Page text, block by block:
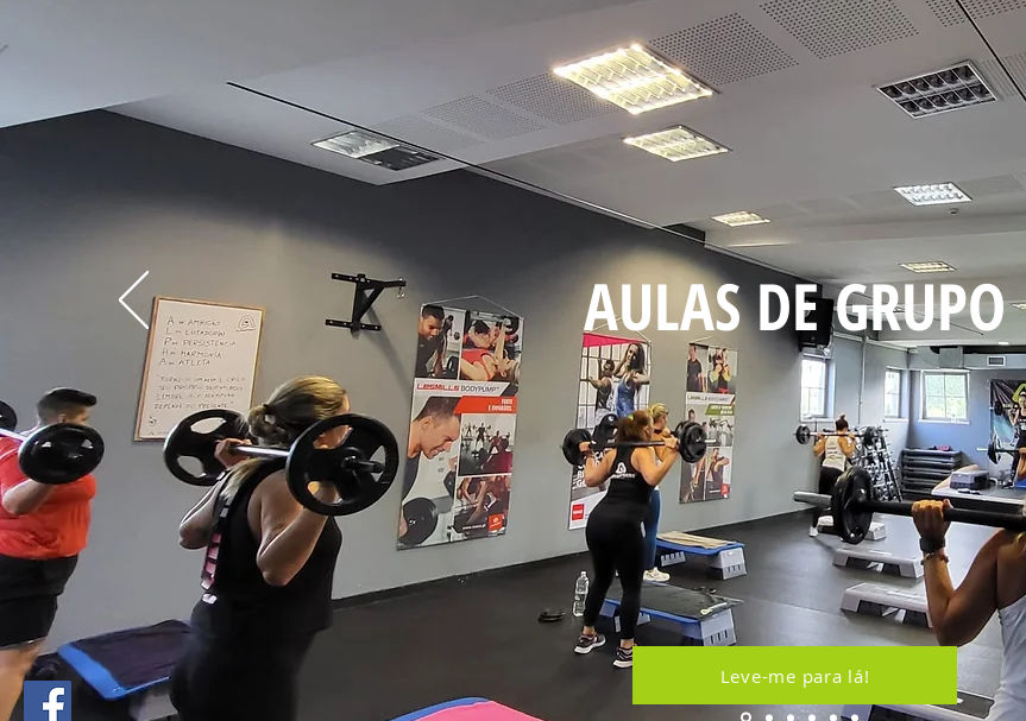
AULAS DE GRUPO
Leve-me para lá!